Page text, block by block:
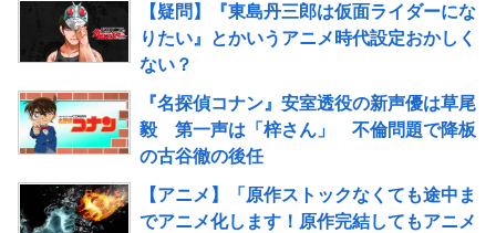
【疑問】『東島丹三郎は仮面ライダーにな
りたい』とかいうアニメ時代設定おかしく
ない？
『名探偵コナン』安室透役の新声優は草尾
毅 第一声は「梓さん」 不倫問題で降板
の古谷徹の後任
【アニメ】「原作ストックなくても途中ま
でアニメ化します！原作完結してもアニメ